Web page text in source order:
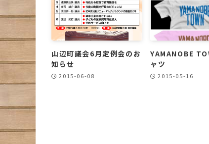
山辺町議会6月定例会のお
知らせ
2015-06-08
YAMANOBE
ャツ
2015-05-16